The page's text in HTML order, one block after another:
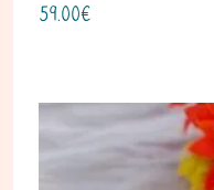
59.00€